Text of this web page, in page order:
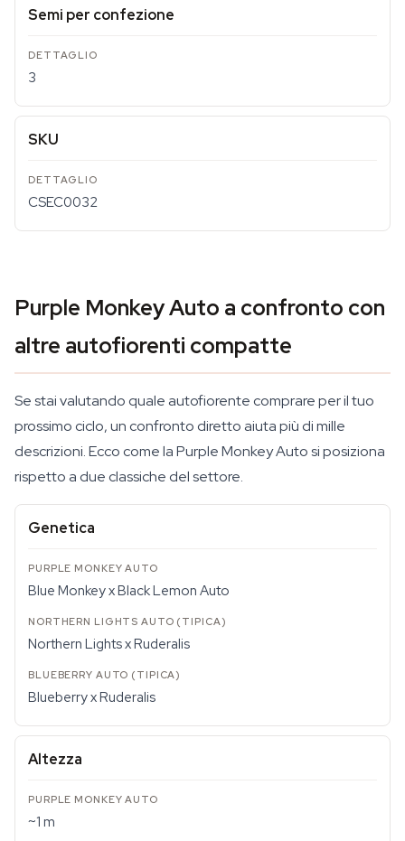
Semi per confezione
3
SKU
CSEC0032
Purple Monkey Auto a confronto con
altre autofiorenti compatte
Se stai valutando quale autofiorente comprare per il tuo
prossimo ciclo, un confronto diretto aiuta più di mille
descrizioni. Ecco come la Purple Monkey Auto si posiziona
rispetto a due classiche del settore.
Genetica
Blue Monkey x Black Lemon Auto
Northern Lights x Ruderalis
Blueberry x Ruderalis
Altezza
~1 m